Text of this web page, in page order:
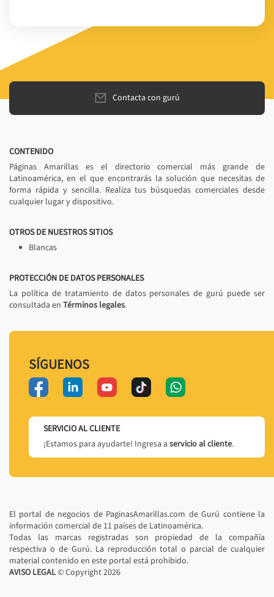
Contacta con gurú
CONTENIDO
Páginas Amarillas es el directorio comercial más grande de
Latinoamérica, en el que encontrarás la solución que necesitas de
forma rápida y sencilla. Realiza tus búsquedas comerciales desde
cualquier lugar y dispositivo.
OTROS DE NUESTROS SITIOS
Blancas
PROTECCIÓN DE DATOS PERSONALES
La política de tratamiento de datos personales de gurú puede ser
consultada en Términos legales.
SÍGUENOS
SERVICIO AL CLIENTE
¡Estamos para ayudarte! Ingresa a servicio al cliente.
El portal de negocios de PaginasAmarillas.com de Gurú contiene la
información comercial de 11 países de Latinoamérica.
Todas las marcas registradas son propiedad de la compañía
respectiva o de Gurú. La reproducción total o parcial de cualquier
material contenido en este portal está prohibido.
AVISO LEGAL© Copyright2026